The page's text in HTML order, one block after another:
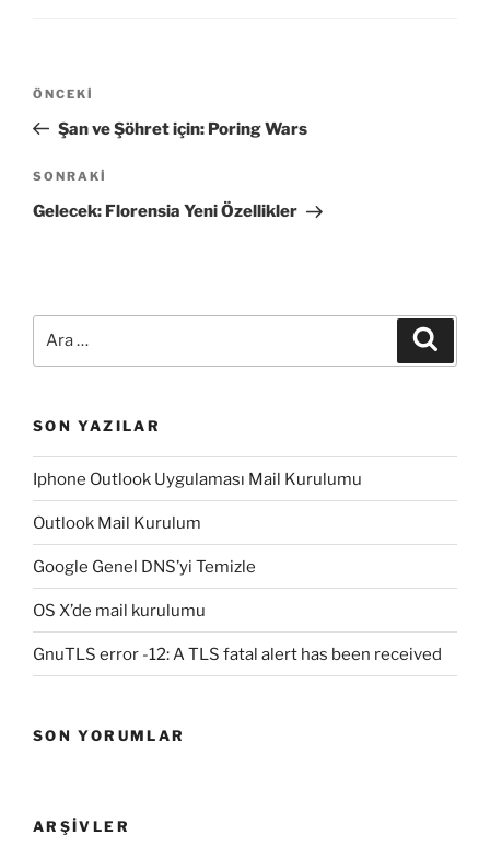
Yazı
Önceki
Yazı
ÖNCEKI
Şan ve Şöhret için: Poring Wars
Sonraki
Yazı
SONRAKI
Gelecek: Florensia Yeni Özellikler
SON YAZILAR
Iphone Outlook Uygulaması Mail Kurulumu
Outlook Mail Kurulum
Google Genel DNS’yi Temizle
OS X’de mail kurulumu
GnuTLS error -12: A TLS fatal alert has been received
SON YORUMLAR
ARŞIVLER